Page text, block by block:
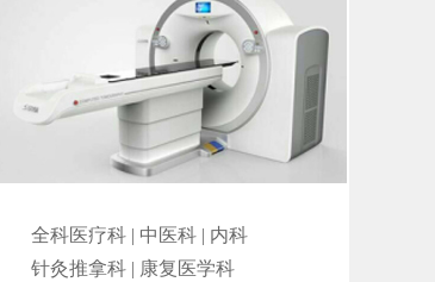
全科医疗科 | 中医科 | 内科
针灸推拿科 | 康复医学科